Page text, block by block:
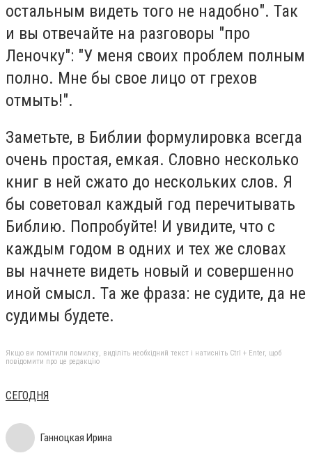
остальным видеть того не надобно". Так
и вы отвечайте на разговоры "про
Леночку": "У меня своих проблем полным
полно. Мне бы свое лицо от грехов
отмыть!".
Заметьте, в Библии формулировка всегда
очень простая, емкая. Словно несколько
книг в ней сжато до нескольких слов. Я
бы советовал каждый год перечитывать
Библию. Попробуйте! И увидите, что с
каждым годом в одних и тех же словах
вы начнете видеть новый и совершенно
иной смысл. Та же фраза: не судите, да не
судимы будете.
Якщо ви помітили помилку, виділіть необхідний текст і натисніть Ctrl + Enter, щоб
повідомити про це редакцію
СЕГОДНЯ
Ганноцкая Ирина